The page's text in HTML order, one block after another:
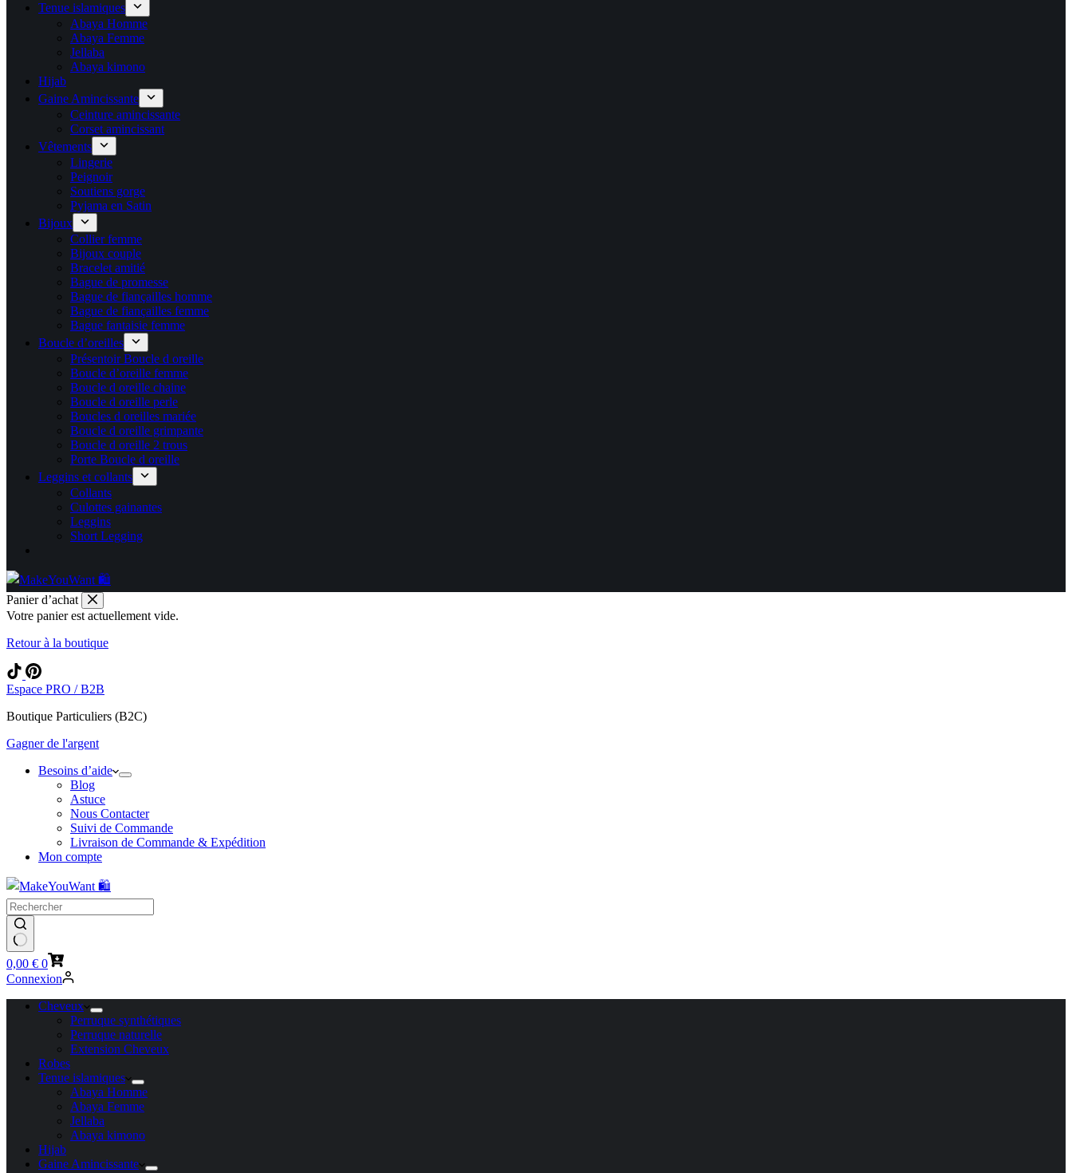
Tenue islamiques
Abaya Homme
Abaya Femme
Jellaba
Abaya kimono
Hijab
Gaine Amincissante
Ceinture amincissante
Corset amincissant
Vêtements
Lingerie
Peignoir
Soutiens gorge
Pyjama en Satin
Bijoux
Collier femme
Bijoux couple
Bracelet amitié
Bague de promesse
Bague de fiançailles homme
Bague de fiançailles femme
Bague fantaisie femme
Boucle d’oreilles
Présentoir Boucle d oreille
Boucle d’oreille femme
Boucle d oreille chaine
Boucle d oreille perle
Boucles d oreilles mariée
Boucle d oreille grimpante
Boucle d oreille 2 trous
Porte Boucle d oreille
Leggins et collants
Collants
Culottes gainantes
Leggins
Short Legging
Panier d’achat
Votre panier est actuellement vide.
Retour à la boutique
Espace PRO / B2B
Boutique Particuliers (B2C)
Gagner de l'argent
Besoins d’aide
Blog
Astuce
Nous Contacter
Suivi de Commande
Livraison de Commande & Expédition
Mon compte
Panier
d’achat
0,00 € 0
Connexion
Cheveux
Perruque synthétiques
Perruque naturelle
Extension Cheveux
Robes
Tenue islamiques
Abaya Homme
Abaya Femme
Jellaba
Abaya kimono
Hijab
Gaine Amincissante